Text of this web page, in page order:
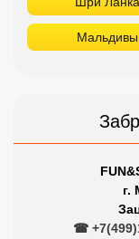
Мальдивы
г.
☎